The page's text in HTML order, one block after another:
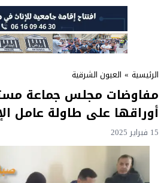
الرئيسية » العيون الشرقية
مفاوضات مجلس جماعة
أوراقها على طاولة عامل
15 فبراير 2025